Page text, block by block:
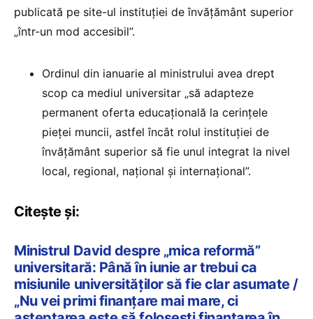
publicată pe site-ul instituției de învățământ superior
„într-un mod accesibil”.
Ordinul din ianuarie al ministrului avea drept
scop ca mediul universitar „să adapteze
permanent oferta educațională la cerințele
pieței muncii, astfel încât rolul instituției de
învățământ superior să fie unul integrat la nivel
local, regional, național și internațional”.
Citește și:
Ministrul David despre „mica reformă”
universitară: Până în iunie ar trebui ca
misiunile universităților să fie clar asumate /
„Nu vei primi finanțare mai mare, ci